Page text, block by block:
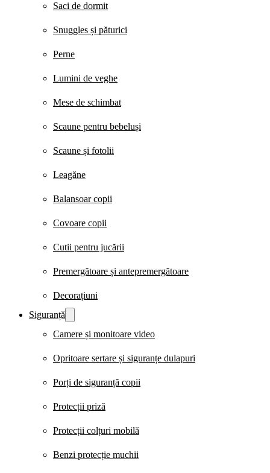
Saci de dormit
Snuggles și păturici
Perne
Lumini de veghe
Mese de schimbat
Scaune pentru bebeluși
Scaune și fotolii
Leagăne
Balansoar copii
Covoare copii
Cutii pentru jucării
Premergătoare și antepremergătoare
Decorațiuni
Siguranță
Camere și monitoare video
Opritoare sertare și siguranțe dulapuri
Porți de siguranță copii
Protecții priză
Protecții colțuri mobilă
Benzi protecție muchii